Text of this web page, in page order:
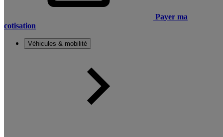
Payer ma
cotisation
Véhicules & mobilité